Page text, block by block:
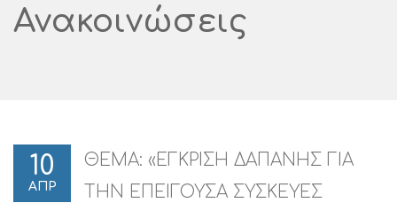
Ανακοινώσεις
10
ΑΠΡ
ΘΕΜΑ: «ΕΓΚΡΙΣΗ ΔΑΠΑΝΗΣ ΓΙΑ
ΤΗΝ ΕΠΕΙΓΟΥΣΑ ΣΥΣΚΕΥΕΣ